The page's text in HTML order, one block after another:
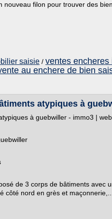
filon pour trouver des
saisie / ventes encheres
au enchere de bien
atypiques à
à guebwiller - immo3 |
de 3 corps de bâtiments avec
côté nord en grès et maçonnerie,...